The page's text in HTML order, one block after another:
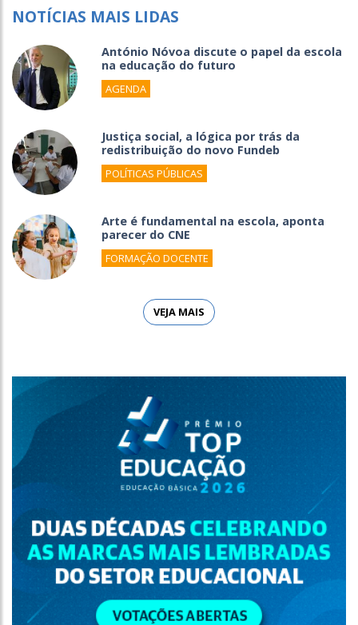
NOTÍCIAS MAIS LIDAS
António Nóvoa discute o papel da escola
na educação do futuro
AGENDA
Justiça social, a lógica por trás da
redistribuição do novo Fundeb
POLÍTICAS PÚBLICAS
Arte é fundamental na escola, aponta
parecer do CNE
FORMAÇÃO DOCENTE
VEJA MAIS